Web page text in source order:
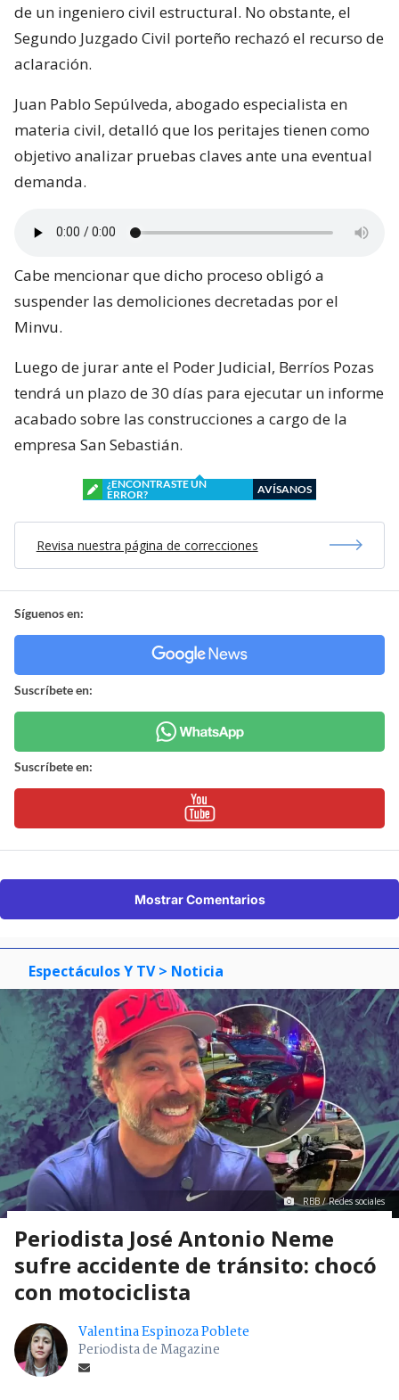
de un ingeniero civil estructural. No obstante, el
Segundo Juzgado Civil porteño rechazó el recurso de
aclaración.
Juan Pablo Sepúlveda, abogado especialista en
materia civil, detalló que los peritajes tienen como
objetivo analizar pruebas claves ante una eventual
demanda.
Cabe mencionar que dicho proceso obligó a
suspender las demoliciones decretadas por el
Minvu.
Luego de jurar ante el Poder Judicial, Berríos Pozas
tendrá un plazo de 30 días para ejecutar un informe
acabado sobre las construcciones a cargo de la
empresa San Sebastián.
¿ENCONTRASTE UN
ERROR?
AVÍSANOS
Revisa nuestra página de correcciones
Síguenos en:
Suscríbete en:
Suscríbete en:
Mostrar Comentarios
Espectáculos Y TV > Noticia
RBB / Redes sociales
Periodista José Antonio Neme
sufre accidente de tránsito: chocó
con motociclista
Valentina Espinoza Poblete
Periodista de Magazine